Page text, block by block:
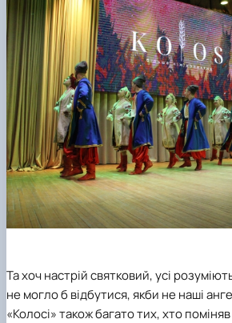
Та хоч настрій святковий, усі
не могло б відбутися, якби не наші
«Колосі» також багато тих, хто